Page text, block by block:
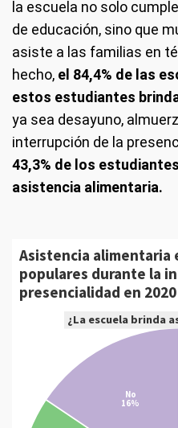
la escuela no solo
de educación, sino que
asiste a las familias en
hecho, el 84,4% de las
estos estudiantes
ya sea desayuno,
interrupción de la
43,3% de los
asistencia alimentaria.